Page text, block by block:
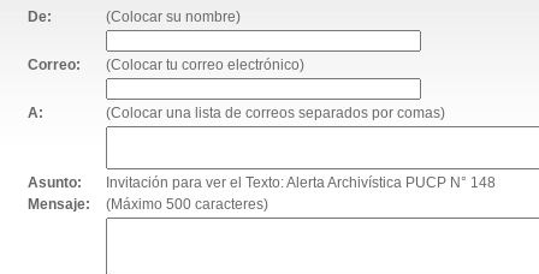
De: (Colocar su nombre)
Correo: (Colocar tu correo electrónico)
A: (Colocar una lista de correos separados por comas)
Asunto:
Invitación para ver el Texto: Alerta Archivística PUCP N° 148
Mensaje:
(Máximo 500 caracteres)